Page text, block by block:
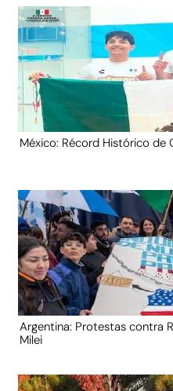
México: Récord Histórico
Argentina: Protestas contra
Milei